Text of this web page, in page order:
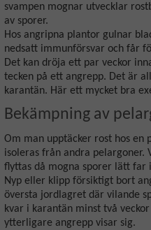
svampen mognar utvecklar
av sporer.
Hos angripna plantor gulnar
nedsatt immunförsvar och får
Det kan dröja ett par veckor
tecken på ett angrepp. Det är
karantän. Här ett mycket bra
Bekämpning av
Om man upptäcker rost hos en
isoleras från andra pelargoner.
flyttas då mogna sporer lätt far
Nyp eller klipp försiktigt bort
översta jordlagret där vilande
kvar i karantän minst två
ytterligare angrepp visar sig.